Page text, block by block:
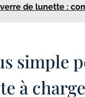
de lunette :
simple
à